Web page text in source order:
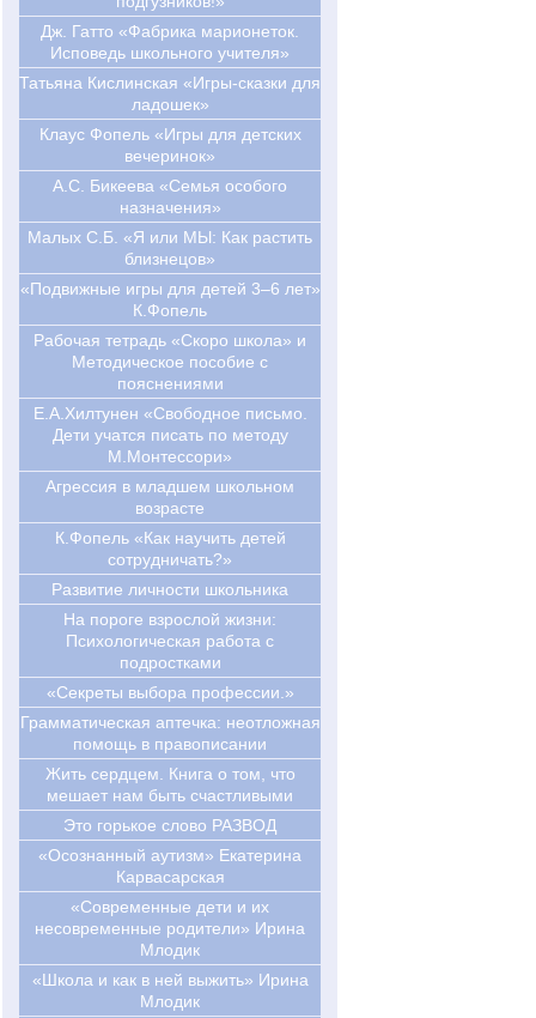
Дж. Гатто «Фабрика марионеток.
Исповедь школьного учителя»
Татьяна Кислинская «Игры-сказки для
ладошек»
Клаус Фопель «Игры для детских
вечеринок»
А.С. Бикеева «Семья особого
назначения»
Малых С.Б. «Я или МЫ: Как растить
близнецов»
«Подвижные игры для детей 3–6 лет»
К.Фопель
Рабочая тетрадь «Скоро школа» и
Методическое пособие с
пояснениями
Е.А.Хилтунен «Свободное письмо.
Дети учатся писать по методу
М.Монтессори»
Агрессия в младшем школьном
возрасте
К.Фопель «Как научить детей
сотрудничать?»
Развитие личности школьника
На пороге взрослой жизни:
Психологическая работа с
подростками
«Секреты выбора профессии.»
Грамматическая аптечка: неотложная
помощь в правописании
Жить сердцем. Книга о том, что
мешает нам быть счастливыми
Это горькое слово РАЗВОД
«Осознанный аутизм» Екатерина
Карвасарская
«Современные дети и их
несовременные родители» Ирина
Млодик
«Школа и как в ней выжить» Ирина
Млодик